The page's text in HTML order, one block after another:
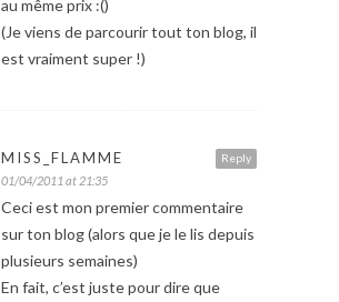
au même prix :()
(Je viens de parcourir tout ton blog, il
est vraiment super !)
Reply
MISS_FLAMME
01/04/2011 at 21:35
Ceci est mon premier commentaire
sur ton blog (alors que je le lis depuis
plusieurs semaines)
En fait, c’est juste pour dire que